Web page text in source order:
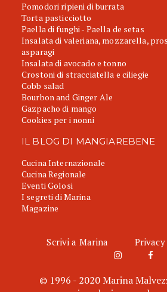
Pomodori ripieni di burrata
Torta pasticciotto
Paella di funghi - Paella de setas
Insalata di valeriana, mozzarella,
asparagi
Insalata di avocado e tonno
Crostoni di stracciatella e ciliegie
Cobb salad
Bourbon and Ginger Ale
Gazpacho di mango
Cookies per i nonni
IL BLOG DI MANGIAREBENE
Cucina Internazionale
Cucina Regionale
Eventi Golosi
I segreti di Marina
Magazine
Scrivi a Marina Privacy
© 1996 - 2020 Marina